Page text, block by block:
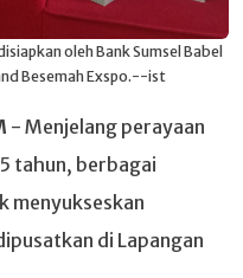
oleh Bank Sumsel Babel
Besemah Exspo.--ist
- Menjelang perayaan
tahun, berbagai
menyukseskan
di Lapangan